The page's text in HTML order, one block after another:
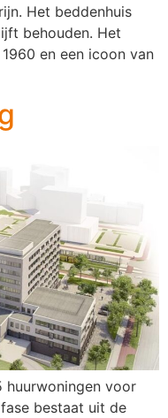
Het beddenhuis
behouden. Het
en een icoon van
huurwoningen voor
bestaat uit de